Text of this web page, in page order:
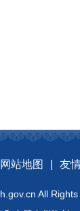
网站地图 友
All